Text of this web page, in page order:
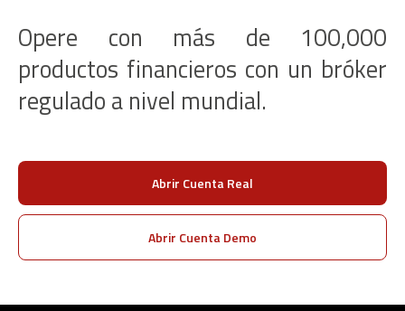
Opere con más de 100,000
productos financieros con un bróker
regulado a nivel mundial.
Abrir Cuenta Real
Abrir Cuenta Demo